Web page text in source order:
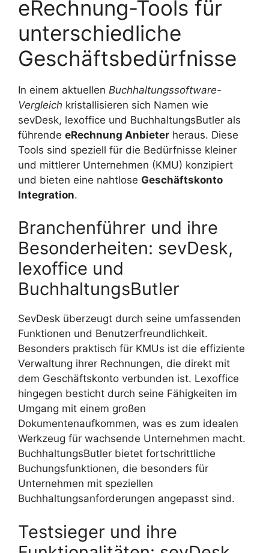
eRechnung-Tools für
unterschiedliche
Geschäftsbedürfnisse
In einem aktuellen Buchhaltungssoftware-
Vergleich kristallisieren sich Namen wie
sevDesk, lexoffice und BuchhaltungsButler als
führende eRechnung Anbieter heraus. Diese
Tools sind speziell für die Bedürfnisse kleiner
und mittlerer Unternehmen (KMU) konzipiert
und bieten eine nahtlose Geschäftskonto
Integration.
Branchenführer und ihre
Besonderheiten: sevDesk,
lexoffice und
BuchhaltungsButler
SevDesk überzeugt durch seine umfassenden
Funktionen und Benutzerfreundlichkeit.
Besonders praktisch für KMUs ist die effiziente
Verwaltung ihrer Rechnungen, die direkt mit
dem Geschäftskonto verbunden ist. Lexoffice
hingegen besticht durch seine Fähigkeiten im
Umgang mit einem großen
Dokumentenaufkommen, was es zum idealen
Werkzeug für wachsende Unternehmen macht.
BuchhaltungsButler bietet fortschrittliche
Buchungsfunktionen, die besonders für
Unternehmen mit speziellen
Buchhaltungsanforderungen angepasst sind.
Testsieger und ihre